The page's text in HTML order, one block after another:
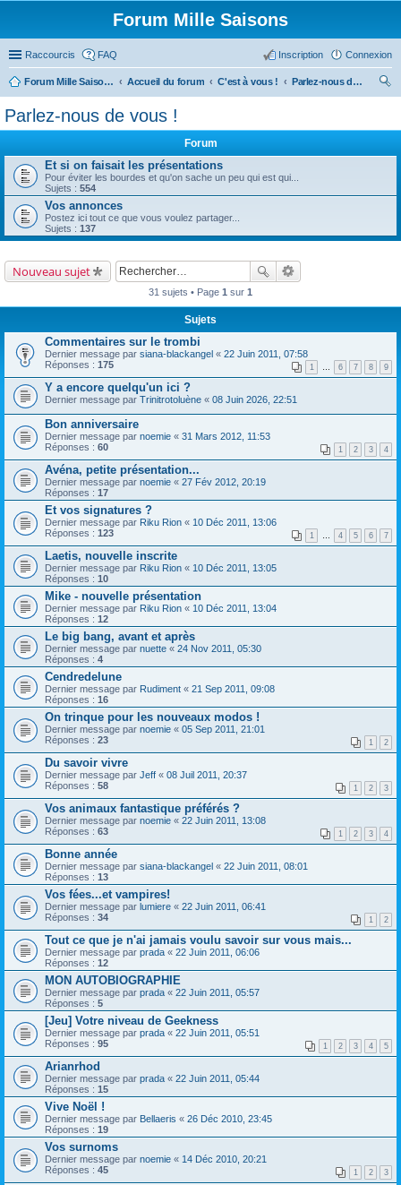
Forum Mille Saisons
Raccourcis FAQ Connexion
Inscription
Forum Mille Saisons Accueil du forum C'est à vous !
Parlez-nous de vous !
Parlez-nous de vous !
Forum
Et si on faisait les présentations
Pour éviter les bourdes et qu'on sache un peu qui est qui...
Sujets : 554
Vos annonces
Postez ici tout ce que vous voulez partager...
Sujets : 137
Nouveau sujet
31 sujets • Page 1 sur 1
Sujets
Commentaires sur le trombi
Dernier message par siana-blackangel « 22 Juin 2011, 07:58
Réponses : 175 1 … 6 7 8 9
Y a encore quelqu'un ici ?
Dernier message par Trinitrotoluène « 08 Juin 2026, 22:51
Bon anniversaire
Dernier message par noemie « 31 Mars 2012, 11:53
Réponses : 60 1 2 3 4
Avéna, petite présentation...
Dernier message par noemie « 27 Fév 2012, 20:19
Réponses : 17
Et vos signatures ?
Dernier message par Riku Rion « 10 Déc 2011, 13:06
Réponses : 123 1 … 4 5 6 7
Laetis, nouvelle inscrite
Dernier message par Riku Rion « 10 Déc 2011, 13:05
Réponses : 10
Mike - nouvelle présentation
Dernier message par Riku Rion « 10 Déc 2011, 13:04
Réponses : 12
Le big bang, avant et après
Dernier message par nuette « 24 Nov 2011, 05:30
Réponses : 4
Cendredelune
Dernier message par Rudiment « 21 Sep 2011, 09:08
Réponses : 16
On trinque pour les nouveaux modos !
Dernier message par noemie « 05 Sep 2011, 21:01
Réponses : 23 1 2
Du savoir vivre
Dernier message par Jeff « 08 Juil 2011, 20:37
Réponses : 58 1 2 3
Vos animaux fantastique préférés ?
Dernier message par noemie « 22 Juin 2011, 13:08
Réponses : 63 1 2 3 4
Bonne année
Dernier message par siana-blackangel « 22 Juin 2011, 08:01
Réponses : 13
Vos fées...et vampires!
Dernier message par lumiere « 22 Juin 2011, 06:41
Réponses : 34 1 2
Tout ce que je n'ai jamais voulu savoir sur vous mais...
Dernier message par prada « 22 Juin 2011, 06:06
Réponses : 12
MON AUTOBIOGRAPHIE
Dernier message par prada « 22 Juin 2011, 05:57
Réponses : 5
[Jeu] Votre niveau de Geekness
Dernier message par prada « 22 Juin 2011, 05:51
Réponses : 95 1 2 3 4 5
Arianrhod
Dernier message par prada « 22 Juin 2011, 05:44
Réponses : 15
Vive Noël !
Dernier message par Bellaeris « 26 Déc 2010, 23:45
Réponses : 19
Vos surnoms
Dernier message par noemie « 14 Déc 2010, 20:21
Réponses : 45 1 2 3